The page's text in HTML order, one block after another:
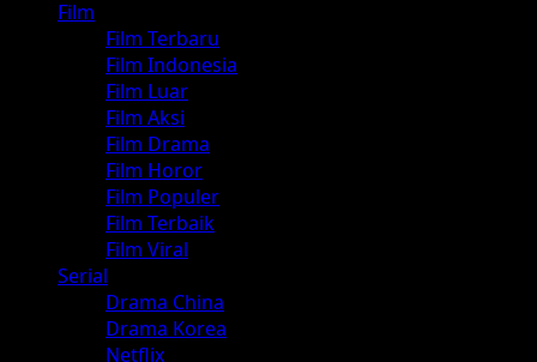
Film
Film Terbaru
Film Indonesia
Film Luar
Film Aksi
Film Drama
Film Horor
Film Populer
Film Terbaik
Film Viral
Serial
Drama China
Drama Korea
Netflix